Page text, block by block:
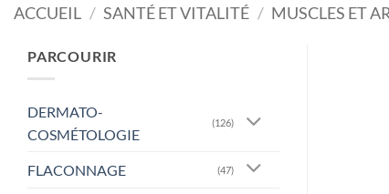
ACCUEIL / SANTÉ ET VITALITÉ / MUSCLES ET
PARCOURIR
DERMATO-
COSMÉTOLOGIE
(126)
FLACONNAGE (47)